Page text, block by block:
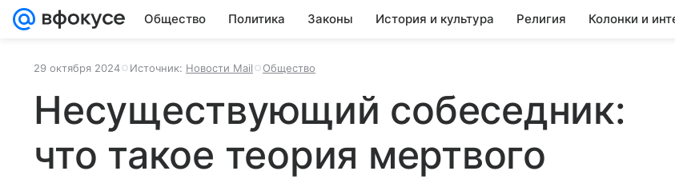
Общество Политика Законы История и культура Религия Колонки и
29 октября 2024 Источник: Новости Mail Общество
Несуществующий собеседник:
что такое теория мертвого